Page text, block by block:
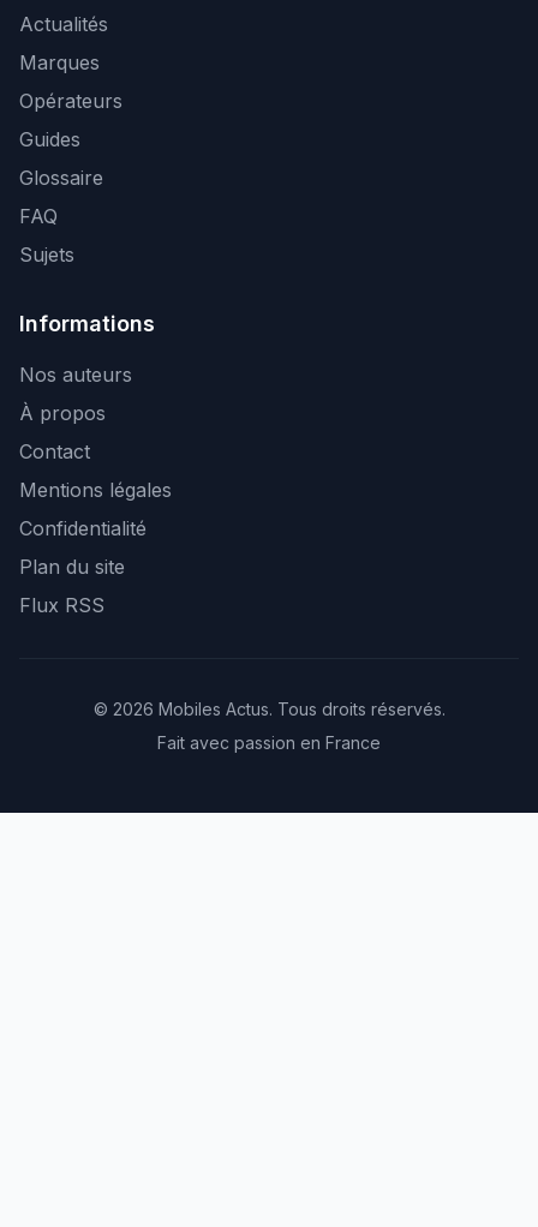
Actualités
Marques
Opérateurs
Guides
Glossaire
FAQ
Sujets
Informations
Nos auteurs
À propos
Contact
Mentions légales
Confidentialité
Plan du site
Flux RSS
© 2026 Mobiles Actus. Tous droits réservés.
Fait avec passion en France